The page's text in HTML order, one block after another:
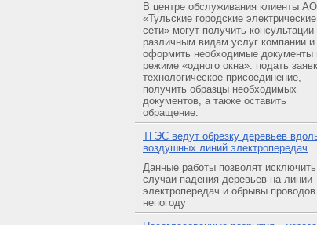
В центре обслуживания клиенты АО
«Тульские городские электрические
сети» могут получить консультации
различным видам услуг компании и
оформить необходимые документы
режиме «одного окна»: подать
технологическое присоединение,
получить образцы необходимых
документов, а также оставить
обращение.
ТГЭС ведут обрезку деревьев
воздушных линий электропередач
Данные работы позволят исключить
случаи падения деревьев на линии
электропередач и обрывы
непогоду